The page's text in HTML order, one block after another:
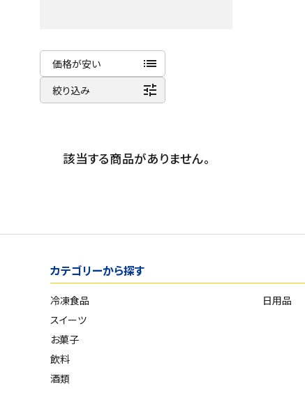
冷凍食品
スイーツ
セール
ペット用品
価格が安い list
商品名
価格が安い
絞り込み tune
該当する商品がありません。
カテゴリーから探す
冷凍食品
スイーツ
お菓子
飲料
酒類
日用品